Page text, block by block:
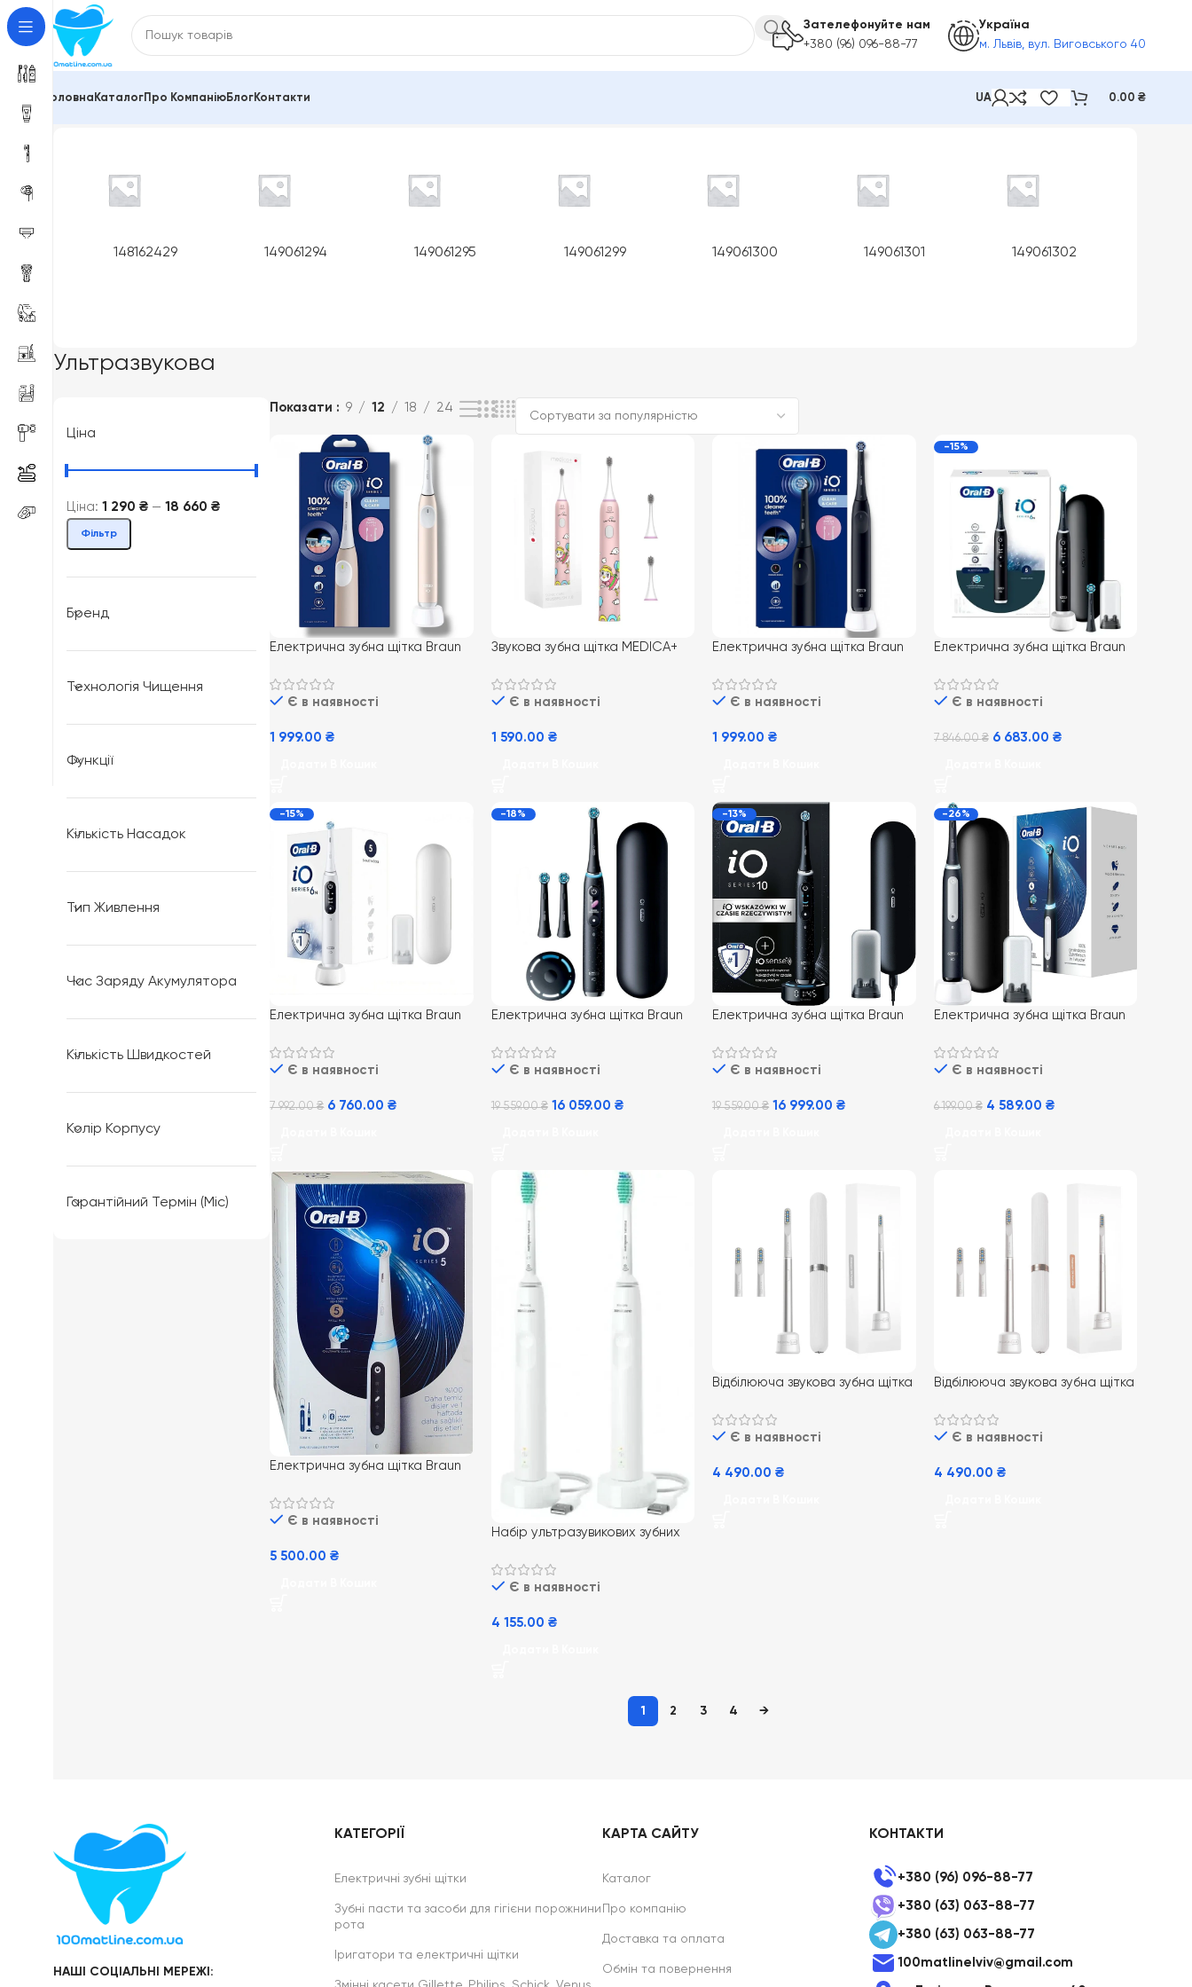
Зателефонуйте нам
+380 (96) 096-88-77
Україна
м. Львів, вул. Виговського 40
Головна КаталогПро КомпаніюБлогКонтакти UA 0.00 ₴
148162429 149061294 149061295 149061299 149061300 149061301 149061302
Ультразвукова
Ціна
Фільтр
Ціна: 1 290 ₴ — 18 660 ₴
Бренд
Технологія Чищення
Функції
Кількість Насадок
Тип Живлення
Час Заряду Акумулятора
Кількість Швидкостей
Колір Корпусу
Гарантійний Термін (міс)
Показати 9 12 18 24
Електрична зубна щітка Braun
Є в наявності
1 999.00₴
Звукова зубна щітка MEDICA+
Є в наявності
1 590.00 ₴
Електрична зубна щітка Braun
Є в наявності
1 999.00₴
-15%
Електрична зубна щітка Braun
Є в наявності
7 846.00₴ 6 683.00 ₴
-15%
Електрична зубна щітка Braun
футляром
Є в наявності
7 992.00₴ 6 760.00₴
-18%
Електрична зубна щітка Braun
Black з двома насадками
Є в наявності
19 559.00₴ 16 059.00 ₴
-13%
Електрична зубна щітка Braun
Black
Є в наявності
19 559.00₴ 16 999.00₴
-26%
Електрична зубна щітка Braun
дорожнім футляром
Є в наявності
6 199.00₴ 4 589.00 ₴
Електрична зубна щітка Braun
Є в наявності
5 500.00₴
Набір ультразувикових зубних
White + White HX3675/13
Є в наявності
4 155.00 ₴
Відбілююча звукова зубна щітка
Срібний
Є в наявності
4 490.00₴
Відбілююча звукова зубна щітка
Рожеве золото
Є в наявності
4 490.00 ₴
1 2 3 4 →
НАШІ СОЦІАЛЬНІ МЕРЕЖІ:
КАТЕГОРІЇ
Електричні зубні щітки
Зубні пасти та засоби для гігієни порожнини
рота
Іригатори та електричні щітки
КАРТА САЙТУ
Каталог
Про компанію
Доставка та оплата
Обмін та повернення
КОНТАКТИ
+380 (96) 096-88-77
+380 (63) 063-88-77
+380 (63) 063-88-77
100matlinelviv@gmail.com